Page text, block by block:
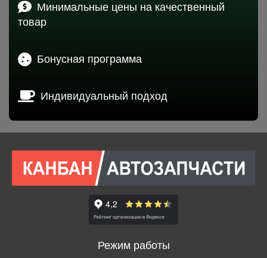
Минимальные цены на качественный
товар
Бонусная программа
Индивидуальный подход
Режим работы